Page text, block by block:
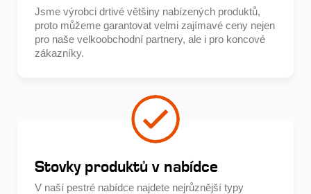
Jsme výrobci drtivé většiny nabízených produktů,
proto můžeme garantovat velmi zajímavé ceny nejen
pro naše velkoobchodní partnery, ale i pro koncové
zákazníky.
Stovky produktů v nabídce
V naší pestré nabídce najdete nejrůznější typy